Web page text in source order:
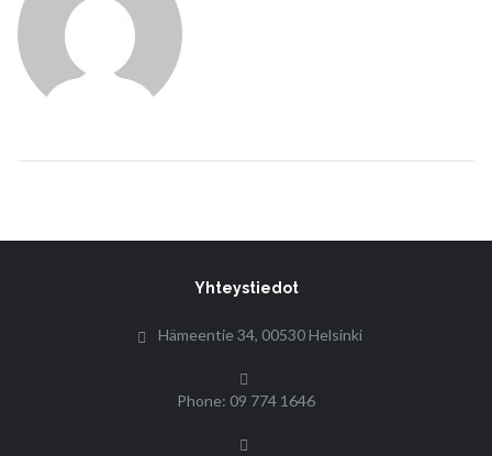
Yhteystiedot
Hämeentie 34, 00530 Helsinki
Phone: 09 774 1646